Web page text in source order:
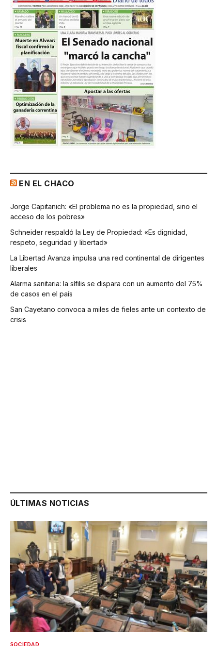
EN EL CHACO
Jorge Capitanich: «El problema no es la propiedad, sino el
acceso de los pobres»
Schneider respaldó la Ley de Propiedad: «Es dignidad,
respeto, seguridad y libertad»
La Libertad Avanza impulsa una red continental de dirigentes
liberales
Alarma sanitaria: la sífilis se dispara con un aumento del 75%
de casos en el país
San Cayetano convoca a miles de fieles ante un contexto de
crisis
ÚLTIMAS NOTICIAS
SOCIEDAD